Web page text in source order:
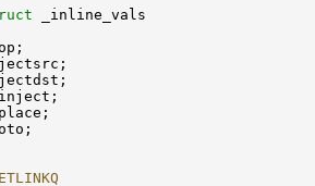
_inline_vals